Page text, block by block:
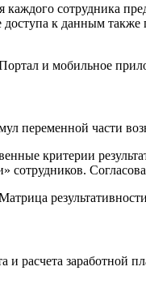
сотрудника
к данным
и мобильное
переменной части
критерии
сотрудников.
расчета заработной